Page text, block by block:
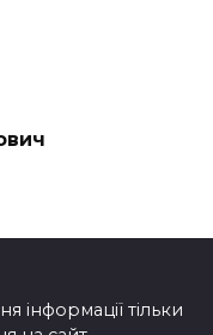
інформації тільки